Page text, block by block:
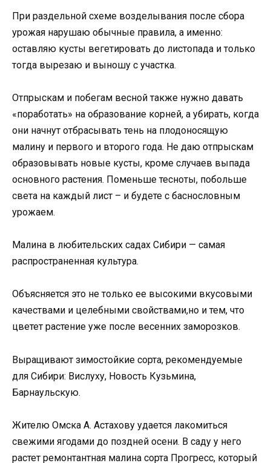
При раздельной схеме возделывания после сбора
урожая нарушаю обычные правила, а именно:
оставляю кусты вегетировать до листопада и только
тогда вырезаю и выношу с участка.
Отпрыскам и побегам весной также нужно давать
«поработать» на образование корней, а убирать, когда
они начнут отбрасывать тень на плодоносящую
малину и первого и второго года. Не даю отпрыскам
образовывать новые кусты, кроме случаев выпада
основного растения. Поменьше тесноты, побольше
света на каждый лист – и будете с баснословным
урожаем.
Малина в любительских садах Сибири — самая
распространенная культура.
Объясняется это не только ее высокими вкусовыми
качествами и целебными свойствами,но и тем, что
цветет растение уже после весенних заморозков.
Выращивают зимостойкие сорта, рекомендуемые
для Сибири: Вислуху, Новость Кузьмина,
Барнаульскую.
Жителю Омска А. Астахову удается лакомиться
свежими ягодами до поздней осени. В саду у него
растет ремонтантная малина сорта Прогресс, который